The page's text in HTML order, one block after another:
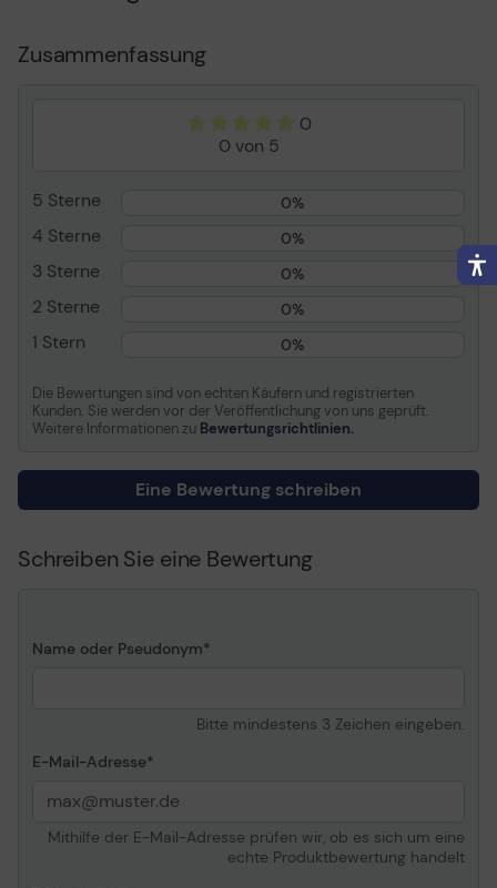
Kapazität
Verbrauchsmaterial
Drucktechnologie
Tintenstrahl
Farbe
Magenta
Kapazität
7 ml
Patronenmerkmale
Canon ChromaLife100
Zusammenfassung
0
0 von 5
5 Sterne 0%
4 Sterne 0%
3 Sterne 0%
2 Sterne 0%
1 Stern 0%
Die Bewertungen sind von echten Käufern und registrierten
Kunden. Sie werden vor der Veröffentlichung von uns geprüft.
Weitere Informationen zu Bewertungsrichtlinien.
Eine Bewertung schreiben
Schreiben Sie eine Bewertung
Name oder Pseudonym
Bitte mindestens 3 Zeichen eingeben.
E-Mail-Adresse
Mithilfe der E-Mail-Adresse prüfen wir, ob es sich um eine
echte Produktbewertung handelt